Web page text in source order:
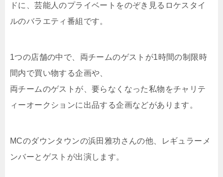
ドに、芸能人のプライベートをのぞき見るロケスタイ
ルのバラエティ番組です。
1つの店舗の中で、両チームのゲストが1時間の制限時
間内で買い物する企画や、
両チームのゲストが、要らなくなった私物をチャリテ
ィーオークションに出品する企画などがあります。
MCのダウンタウンの浜田雅功さんの他、レギュラーメ
ンバーとゲストが出演します。